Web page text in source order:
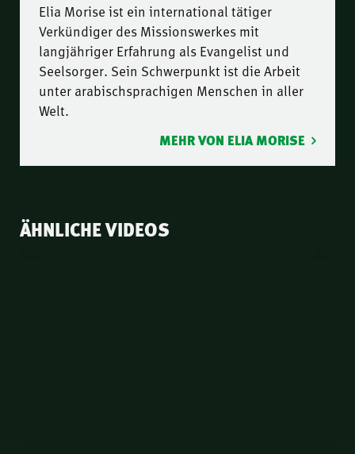
Elia Morise ist ein international tätiger
Verkündiger des Missionswerkes mit
langjähriger Erfahrung als Evangelist und
Seelsorger. Sein Schwerpunkt ist die Arbeit
unter arabischsprachigen Menschen in aller
Welt.
MEHR VON ELIA MORISE
ÄHNLICHE VIDEOS